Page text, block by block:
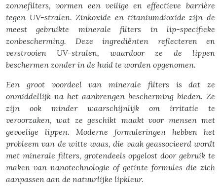
zonnefilters, vormen een veilige en effectieve barrière
tegen UV-stralen. Zinkoxide en titaniumdioxide zijn de
meest gebruikte minerale filters in lip-specifieke
zonbescherming. Deze ingrediënten reflecteren en
verstrooien UV-stralen, waardoor ze de lippen
beschermen zonder in de huid te worden opgenomen.
Een groot voordeel van minerale filters is dat ze
onmiddellijk na het aanbrengen bescherming bieden. Ze
zijn ook minder waarschijnlijk om irritatie te
veroorzaken, wat ze geschikt maakt voor mensen met
gevoelige lippen. Moderne formuleringen hebben het
probleem van de witte waas, die vaak geassocieerd wordt
met minerale filters, grotendeels opgelost door gebruik te
maken van nanotechnologie of getinte formules die zich
aanpassen aan de natuurlijke lipkleur.